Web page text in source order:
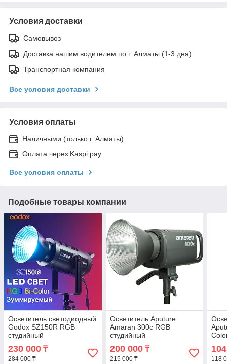
Условия доставки
Самовывоз
Доставка нашим водителем по г. Алматы.(1-3 дня)
Транспортная компания
Все условия доставки
Условия оплаты
Наличными (только г. Алматы)
Оплата через Kaspi pay
Все условия оплаты
Подобные товары компании
Осветитель светодиодный
Godox SZ150R RGB
студийный
230 000 ₸
284 000 ₸
Осветитель Aputure
Amaran 300c RGB
студийный
200 000₸
215 000 ₸ 118